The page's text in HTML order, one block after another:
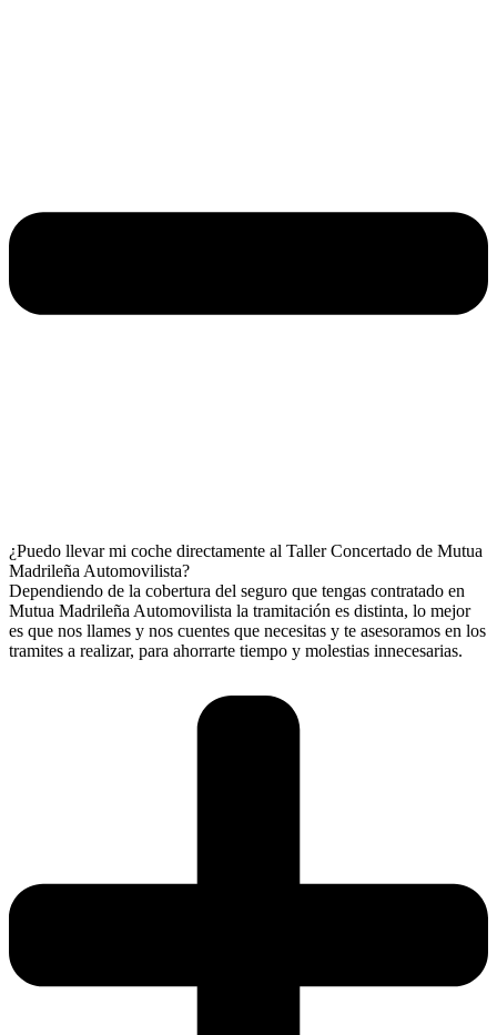
¿Puedo llevar mi coche directamente al Taller Concertado de Mutua
Madrileña Automovilista?
Dependiendo de la cobertura del seguro que tengas contratado en
Mutua Madrileña Automovilista la tramitación es distinta, lo mejor
es que nos llames y nos cuentes que necesitas y te asesoramos en los
tramites a realizar, para ahorrarte tiempo y molestias innecesarias.